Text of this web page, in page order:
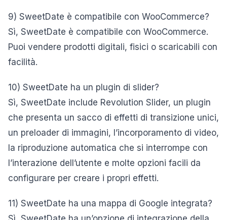
9) SweetDate è compatibile con WooCommerce?
Sì, SweetDate è compatibile con WooCommerce.
Puoi vendere prodotti digitali, fisici o scaricabili con
facilità.
10) SweetDate ha un plugin di slider?
Sì, SweetDate include Revolution Slider, un plugin
che presenta un sacco di effetti di transizione unici,
un preloader di immagini, l’incorporamento di video,
la riproduzione automatica che si interrompe con
l’interazione dell’utente e molte opzioni facili da
configurare per creare i propri effetti.
11) SweetDate ha una mappa di Google integrata?